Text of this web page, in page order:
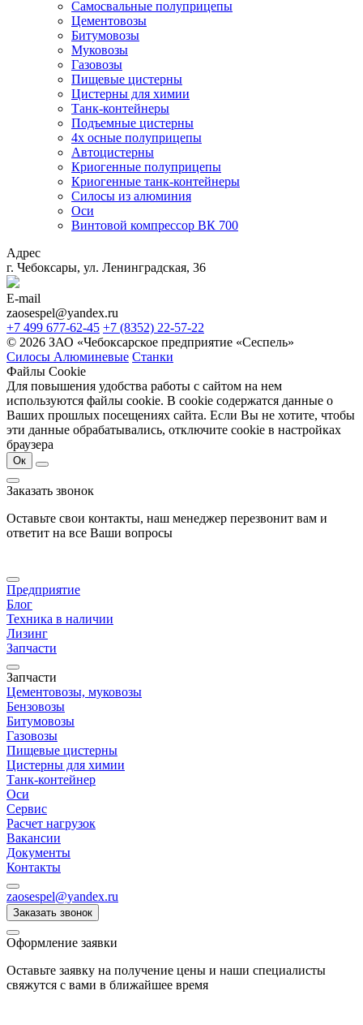
Самосвальные полуприцепы
Цементовозы
Битумовозы
Муковозы
Газовозы
Пищевые цистерны
Цистерны для химии
Танк-контейнеры
Подъемные цистерны
4х осные полуприцепы
Автоцистерны
Криогенные полуприцепы
Криогенные танк-контейнеры
Силосы из алюминия
Оси
Винтовой компрессор ВК 700
Адрес
г. Чебоксары, ул. Ленинградская, 36
E-mail
zaosespel@yandex.ru
+7 499 677-62-45 +7 (8352) 22-57-22
© 2026 ЗАО «Чебоксарское предприятие «Сеспель»
Силосы Алюминевые Станки
Файлы Cookie
Для повышения удобства работы с сайтом на нем
используются файлы cookie. В cookie содержатся данные о
Ваших прошлых посещениях сайта. Если Вы не хотите, чтобы
эти данные обрабатывались, отключите cookie в настройках
браузера
Ок
Заказать звонок
Оставьте свои контакты, наш менеджер перезвонит вам и
ответит на все Ваши вопросы
Предприятие
Блог
Техника в наличии
Лизинг
Запчасти
Запчасти
Цементовозы, муковозы
Бензовозы
Битумовозы
Газовозы
Пищевые цистерны
Цистерны для химии
Танк-контейнер
Оси
Сервис
Расчет нагрузок
Вакансии
Документы
Контакты
zaosespel@yandex.ru
Заказать звонок
Оформление заявки
Оставьте заявку на получение цены и наши специалисты
свяжутся с вами в ближайшее время